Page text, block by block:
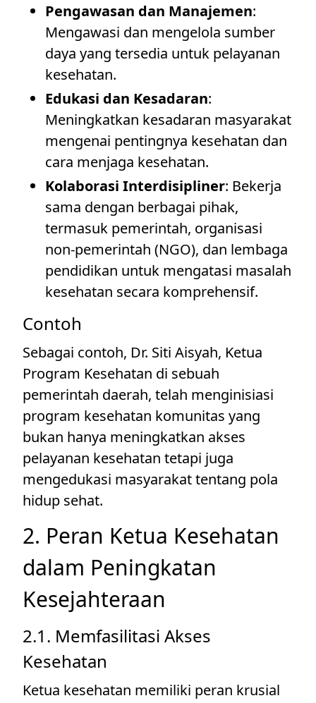
Pengawasan dan Manajemen:
Mengawasi dan mengelola sumber
daya yang tersedia untuk pelayanan
kesehatan.
Edukasi dan Kesadaran:
Meningkatkan kesadaran masyarakat
mengenai pentingnya kesehatan dan
cara menjaga kesehatan.
Kolaborasi Interdisipliner: Bekerja
sama dengan berbagai pihak,
termasuk pemerintah, organisasi
non-pemerintah (NGO), dan lembaga
pendidikan untuk mengatasi masalah
kesehatan secara komprehensif.
Contoh
Sebagai contoh, Dr. Siti Aisyah, Ketua
Program Kesehatan di sebuah
pemerintah daerah, telah menginisiasi
program kesehatan komunitas yang
bukan hanya meningkatkan akses
pelayanan kesehatan tetapi juga
mengedukasi masyarakat tentang pola
hidup sehat.
2. Peran Ketua Kesehatan
dalam Peningkatan
Kesejahteraan
2.1. Memfasilitasi Akses
Kesehatan
Ketua kesehatan memiliki peran krusial